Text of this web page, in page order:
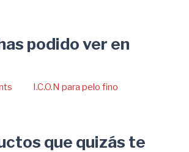
podido ver en
I.C.O.N para pelo fino
que quizás te